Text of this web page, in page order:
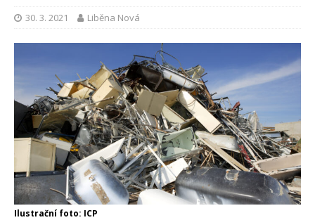
30. 3. 2021 Liběna Nová
Ilustrační foto: ICP